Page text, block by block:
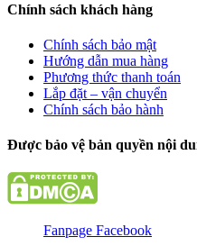
Chính sách khách hàng
Chính sách bảo mật
Hướng dẫn mua hàng
Phương thức thanh toán
Lắp đặt – vận chuyển
Chính sách bảo hành
Được bảo vệ bản quyền nội
Fanpage Facebook